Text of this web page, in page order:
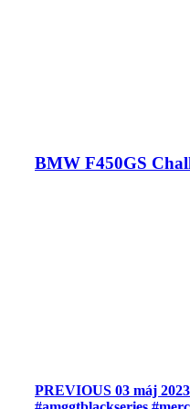
BMW F450GS
PREVIOUS 03 máj 2023